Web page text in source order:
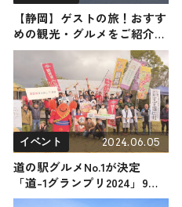
【静岡】ゲストの旅！おすす
めの観光・グルメをご紹介
2022年8月27日放送
イベント 2024.06.05
道の駅グルメNo.1が決定
「道-1グランプリ2024」9月
21日・22日に開催